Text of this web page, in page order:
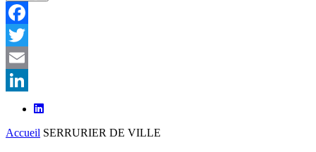
Facebook
Twitter
Email
LinkedIn
Accueil SERRURIER DE VILLE